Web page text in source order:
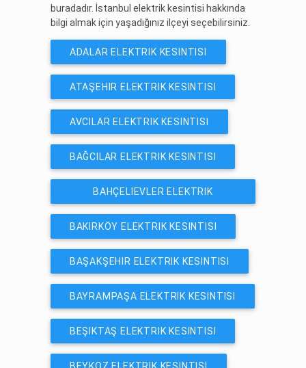
buradadır. İstanbul elektrik kesintisi hakkında
bilgi almak için yaşadığınız ilçeyi seçebilirsiniz.
ADALAR ELEKTRIK KESINTISI
ATAŞEHIR ELEKTRIK KESINTISI
AVCILAR ELEKTRIK KESINTISI
BAĞCILAR ELEKTRIK KESINTISI
BAHÇELIEVLER ELEKTRIK
KESINTISI
BAKIRKÖY ELEKTRIK KESINTISI
BAŞAKŞEHIR ELEKTRIK KESINTISI
BAYRAMPAŞA ELEKTRIK KESINTISI
BEŞIKTAŞ ELEKTRIK KESINTISI
BEYKOZ ELEKTRIK KESINTISI